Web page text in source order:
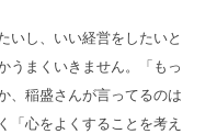
いし、いい経営をしたいと
うまくいきません。「もっ
、稲盛さんが言ってるのは
「心をよくすることを考え